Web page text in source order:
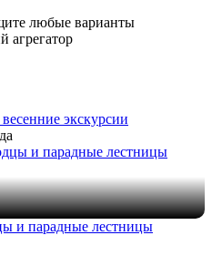
любые варианты
агрегатор
экскурсии
и парадные лестницы